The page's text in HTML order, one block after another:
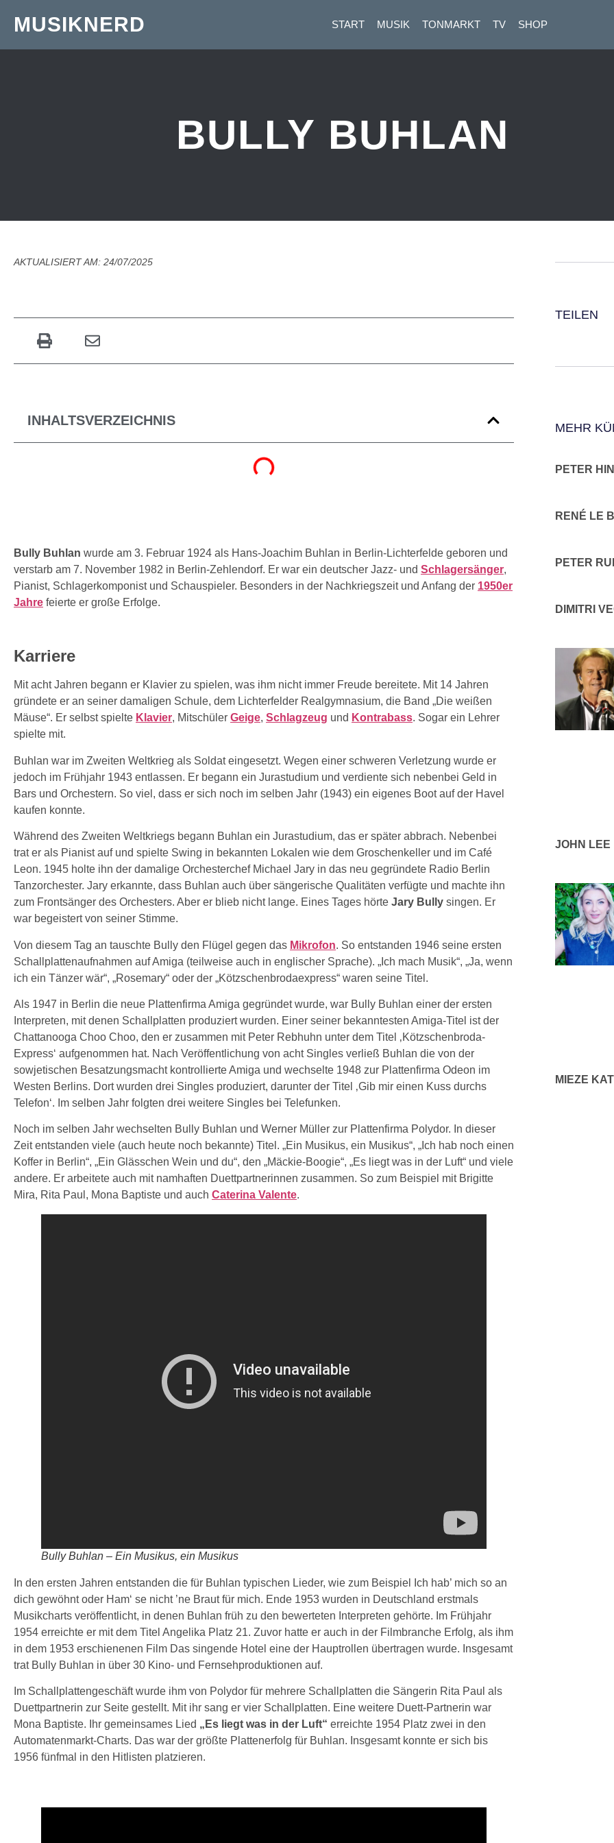
MUSIKNERD START MUSIK TONMARKT TV SHOP
BULLY BUHLAN
AKTUALISIERT AM: 24/07/2025
INHALTSVERZEICHNIS
Bully Buhlan wurde am 3. Februar 1924 als Hans-Joachim Buhlan in Berlin-Lichterfelde geboren und
verstarb am 7. November 1982 in Berlin-Zehlendorf. Er war ein deutscher Jazz- und Schlagersänger,
Pianist, Schlagerkomponist und Schauspieler. Besonders in der Nachkriegszeit und Anfang der 1950er
Jahre feierte er große Erfolge.
Karriere
Mit acht Jahren begann er Klavier zu spielen, was ihm nicht immer Freude bereitete. Mit 14 Jahren
gründete er an seiner damaligen Schule, dem Lichterfelder Realgymnasium, die Band „Die weißen
Mäuse“. Er selbst spielte Klavier, Mitschüler Geige, Schlagzeug und Kontrabass. Sogar ein Lehrer
spielte mit.
Buhlan war im Zweiten Weltkrieg als Soldat eingesetzt. Wegen einer schweren Verletzung wurde er
jedoch im Frühjahr 1943 entlassen. Er begann ein Jurastudium und verdiente sich nebenbei Geld in
Bars und Orchestern. So viel, dass er sich noch im selben Jahr (1943) ein eigenes Boot auf der Havel
kaufen konnte.
Während des Zweiten Weltkriegs begann Buhlan ein Jurastudium, das er später abbrach. Nebenbei
trat er als Pianist auf und spielte Swing in bekannten Lokalen wie dem Groschenkeller und im Café
Leon. 1945 holte ihn der damalige Orchesterchef Michael Jary in das neu gegründete Radio Berlin
Tanzorchester. Jary erkannte, dass Buhlan auch über sängerische Qualitäten verfügte und machte ihn
zum Frontsänger des Orchesters. Aber er blieb nicht lange. Eines Tages hörte Jary Bully singen. Er
war begeistert von seiner Stimme.
Von diesem Tag an tauschte Bully den Flügel gegen das Mikrofon. So entstanden 1946 seine ersten
Schallplattenaufnahmen auf Amiga (teilweise auch in englischer Sprache). „Ich mach Musik“, „Ja, wenn
ich ein Tänzer wär“, „Rosemary“ oder der „Kötzschenbrodaexpress“ waren seine Titel.
Als 1947 in Berlin die neue Plattenfirma Amiga gegründet wurde, war Bully Buhlan einer der ersten
Interpreten, mit denen Schallplatten produziert wurden. Einer seiner bekanntesten Amiga-Titel ist der
Chattanooga Choo Choo, den er zusammen mit Peter Rebhuhn unter dem Titel ‚Kötzschenbroda-
Express‘ aufgenommen hat. Nach Veröffentlichung von acht Singles verließ Buhlan die von der
sowjetischen Besatzungsmacht kontrollierte Amiga und wechselte 1948 zur Plattenfirma Odeon im
Westen Berlins. Dort wurden drei Singles produziert, darunter der Titel ‚Gib mir einen Kuss durchs
Telefon‘. Im selben Jahr folgten drei weitere Singles bei Telefunken.
Noch im selben Jahr wechselten Bully Buhlan und Werner Müller zur Plattenfirma Polydor. In dieser
Zeit entstanden viele (auch heute noch bekannte) Titel. „Ein Musikus, ein Musikus“, „Ich hab noch einen
Koffer in Berlin“, „Ein Glässchen Wein und du“, den „Mäckie-Boogie“, „Es liegt was in der Luft“ und viele
andere. Er arbeitete auch mit namhaften Duettpartnerinnen zusammen. So zum Beispiel mit Brigitte
Mira, Rita Paul, Mona Baptiste und auch Caterina Valente.
Bully Buhlan – Ein Musikus, ein Musikus
In den ersten Jahren entstanden die für Buhlan typischen Lieder, wie zum Beispiel Ich hab’ mich so an
dich gewöhnt oder Ham‘ se nicht ’ne Braut für mich. Ende 1953 wurden in Deutschland erstmals
Musikcharts veröffentlicht, in denen Buhlan früh zu den bewerteten Interpreten gehörte. Im Frühjahr
1954 erreichte er mit dem Titel Angelika Platz 21. Zuvor hatte er auch in der Filmbranche Erfolg, als ihm
in dem 1953 erschienenen Film Das singende Hotel eine der Hauptrollen übertragen wurde. Insgesamt
trat Bully Buhlan in über 30 Kino- und Fernsehproduktionen auf.
Im Schallplattengeschäft wurde ihm von Polydor für mehrere Schallplatten die Sängerin Rita Paul als
Duettpartnerin zur Seite gestellt. Mit ihr sang er vier Schallplatten. Eine weitere Duett-Partnerin war
Mona Baptiste. Ihr gemeinsames Lied „Es liegt was in der Luft“ erreichte 1954 Platz zwei in den
Automatenmarkt-Charts. Das war der größte Plattenerfolg für Buhlan. Insgesamt konnte er sich bis
1956 fünfmal in den Hitlisten platzieren.
TEILEN
MEHR
PETER
RENÉ LE
PETER
DIMITRI
JOHN LEE
MIEZE